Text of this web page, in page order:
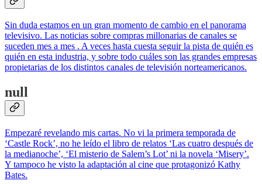
Sin duda estamos en un gran momento de cambio en el panorama
televisivo. Las noticias sobre compras millonarias de canales se
suceden mes a mes . A veces hasta cuesta seguir la pista de quién es
quién en esta industria, y sobre todo cuáles son las grandes empresas
propietarias de los distintos canales de televisión norteamericanos.
null
Empezaré revelando mis cartas. No vi la primera temporada de
‘Castle Rock’, no he leído el libro de relatos ‘Las cuatro después de
la medianoche’, ‘El misterio de Salem’s Lot’ ni la novela ‘Misery’.
Y tampoco he visto la adaptación al cine que protagonizó Kathy
Bates.